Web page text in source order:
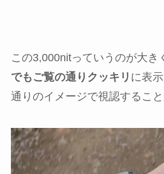
この3,000nitっていうのが大き
でもご覧の通りクッキリ に表
通りのイメージで視認すること